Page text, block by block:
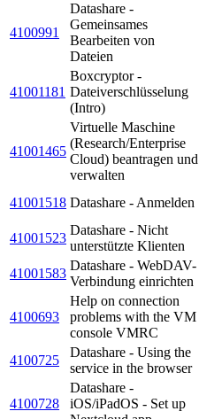
4100991
Datashare -
Gemeinsames
Bearbeiten von
Dateien
41001181
Boxcryptor -
Dateiverschlüsselung
(Intro)
41001465
Virtuelle Maschine
(Research/Enterprise
Cloud) beantragen und
verwalten
41001518 Datashare - Anmelden
41001523
Datashare - Nicht
unterstützte Klienten
41001583
Datashare - WebDAV-
Verbindung einrichten
4100693
Help on connection
problems with the VM
console VMRC
4100725
Datashare - Using the
service in the browser
4100728
Datashare -
iOS/iPadOS - Set up